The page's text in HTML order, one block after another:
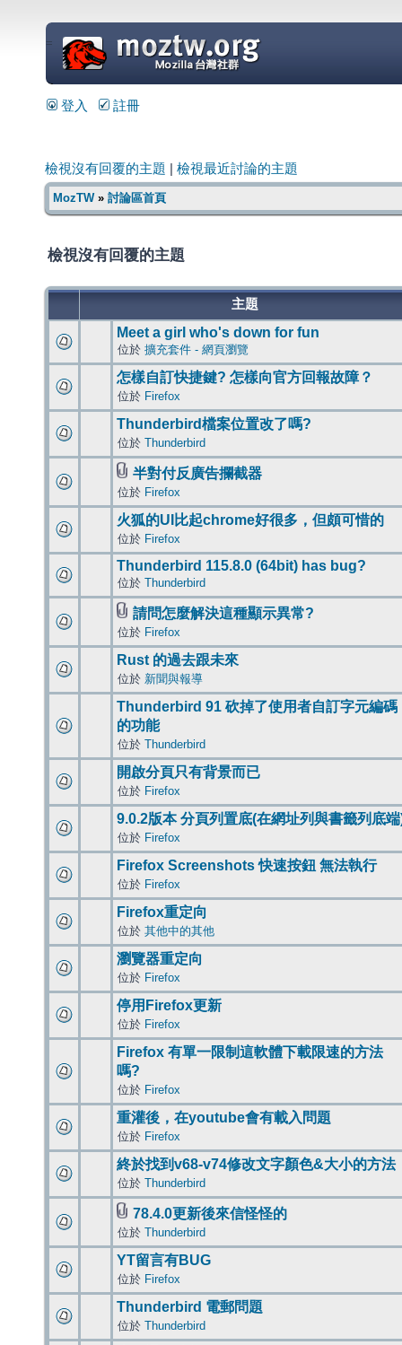
=
登入 註冊
檢視沒有回覆的主題 檢視最近討論的主題
MozTW» 討論區首頁
檢視沒有回覆的主題
主題
Meet a girl who's down for fun
位於 擴充套件 - 網頁瀏覽
怎樣自訂快捷鍵? 怎樣向官方回報故障？
位於 Firefox
Thunderbird檔案位置改了嗎?
位於 Thunderbird
半對付反廣告攔截器
位於 Firefox
火狐的UI比起chrome好很多，但頗可惜的
位於 Firefox
Thunderbird 115.8.0 (64bit) has bug?
位於 Thunderbird
請問怎麼解決這種顯示異常?
位於 Firefox
Rust 的過去跟未來
位於 新聞與報導
Thunderbird 91 砍掉了使用者自訂字元編碼
的功能
位於 Thunderbird
開啟分頁只有背景而已
位於 Firefox
9.0.2版本 分頁列置底(在網址列與書籤列底
位於 Firefox
Firefox Screenshots 快速按鈕 無法執行
位於 Firefox
Firefox重定向
位於 其他中的其他
瀏覽器重定向
位於 Firefox
停用Firefox更新
位於 Firefox
Firefox 有單一限制這軟體下載限速的方法
嗎?
位於 Firefox
重灌後，在youtube會有載入問題
位於 Firefox
終於找到v68-v74修改文字顏色&大小的方法
位於 Thunderbird
78.4.0更新後來信怪怪的
位於 Thunderbird
YT留言有BUG
位於 Firefox
Thunderbird 電郵問題
位於 Thunderbird